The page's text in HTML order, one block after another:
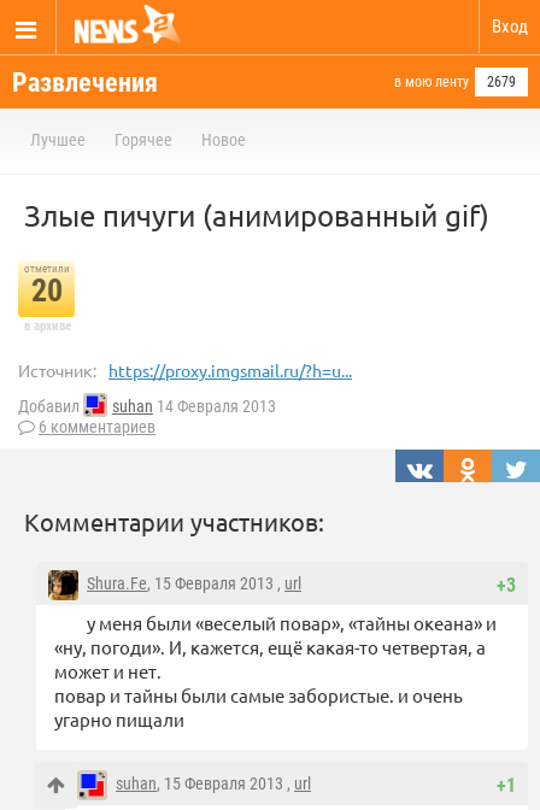
Вход
Развлечения в мою ленту 2679
Лучшее Горячее Новое
Злые пичуги (анимированный gif)
отметили
20
в архиве
Источник: https://proxy.imgsmail.ru/?h=u...
Добавил suhan 14 Февраля 2013
6 комментариев
Комментарии участников:
+3
Shura.Fe, 15 Февраля 2013 , url
у меня были «веселый повар», «тайны океана» и
«ну, погоди». И, кажется, ещё какая-то четвертая, а
может и нет.
повар и тайны были самые забористые. и очень
угарно пищали
+1
suhan, 15 Февраля 2013 , url